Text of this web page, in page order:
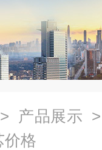
> 产品展示
价格